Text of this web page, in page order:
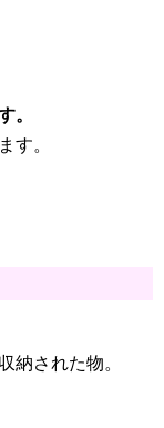
。
す。
納された物。